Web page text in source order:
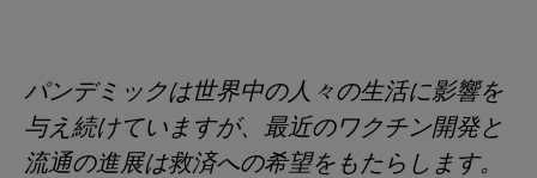
パンデミックは世界中の人々の生活に影響を
与え続けていますが、最近のワクチン開発と
流通の進展は救済への希望をもたらします。